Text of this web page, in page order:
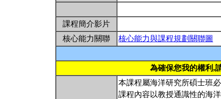
課程簡介影片
核心能力關聯
核心能力與課程規劃關聯圖
為確保您我的權利,
本課程屬海洋研究所碩士班
課程內容以教授通識性的海